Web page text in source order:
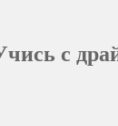
с